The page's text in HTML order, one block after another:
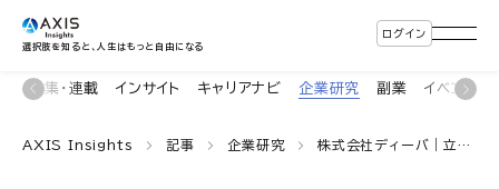
選択肢を知ると、人生はもっと自由になる
ログイン
特集・連載 インサイト キャリアナビ 企業研究 副業 イベント
AXIS Insights 記事 企業研究 株式会社ディーバ｜立ち上げから9ヵ月。まだコンペで負けたことがない